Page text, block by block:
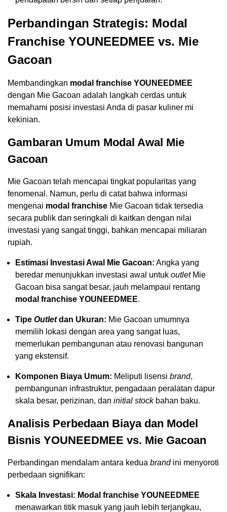
Perbandingan Strategis: Modal
Franchise YOUNEEDMEE vs. Mie
Gacoan
Membandingkan modal franchise YOUNEEDMEE
dengan Mie Gacoan adalah langkah cerdas untuk
memahami posisi investasi Anda di pasar kuliner mi
kekinian.
Gambaran Umum Modal Awal Mie
Gacoan
Mie Gacoan telah mencapai tingkat popularitas yang
fenomenal. Namun, perlu di catat bahwa informasi
mengenai modal franchise Mie Gacoan tidak tersedia
secara publik dan seringkali di kaitkan dengan nilai
investasi yang sangat tinggi, bahkan mencapai miliaran
rupiah.
Estimasi Investasi Awal Mie Gacoan: Angka yang
beredar menunjukkan investasi awal untuk outletMie
Gacoan bisa sangat besar, jauh melampaui rentang
modal franchise YOUNEEDMEE.
Tipe Outletdan Ukuran: Mie Gacoan umumnya
memilih lokasi dengan area yang sangat luas,
memerlukan pembangunan atau renovasi bangunan
yang ekstensif.
Komponen Biaya Umum: Meliputi lisensi brand,
pembangunan infrastruktur, pengadaan peralatan dapur
skala besar, perizinan, dan initial stockbahan baku.
Analisis Perbedaan Biaya dan Model
Bisnis YOUNEEDMEE vs. Mie Gacoan
Perbandingan mendalam antara kedua brandini menyoroti
perbedaan signifikan:
Skala Investasi: Modal franchise YOUNEEDMEE
menawarkan titik masuk yang jauh lebih terjangkau,